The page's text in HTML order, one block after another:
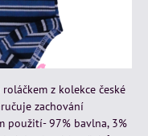
z kolekce české
zachování
použití- 97% bavlna, 3%